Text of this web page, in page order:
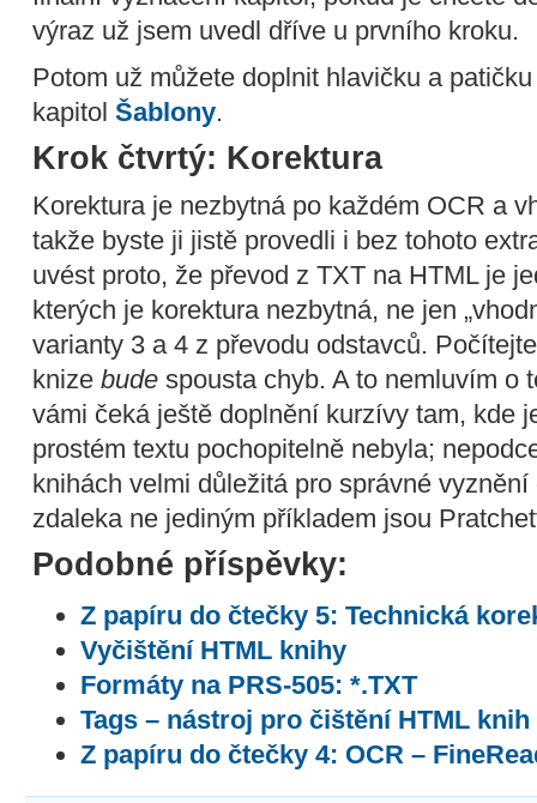
výraz už jsem uvedl dříve u prvního kroku.
Potom už můžete doplnit hlavičku a
kapitol Šablony.
Krok čtvrtý: Korektura
Korektura je nezbytná po každém OCR a
takže byste ji jistě provedli i bez tohoto
uvést proto, že převod z TXT na HTML je
kterých je korektura nezbytná, ne jen
varianty 3 a 4 z převodu odstavců.
knize bude spousta chyb. A to nemluvím o
vámi čeká ještě doplnění kurzívy tam, kde
prostém textu pochopitelně nebyla;
knihách velmi důležitá pro správné
zdaleka ne jediným příkladem jsou
Podobné příspěvky:
Z papíru do čtečky 5: Technická
Vyčištění HTML knihy
Formáty na PRS-505: *.TXT
Tags – nástroj pro čištění HTML knih
Z papíru do čtečky 4: OCR –